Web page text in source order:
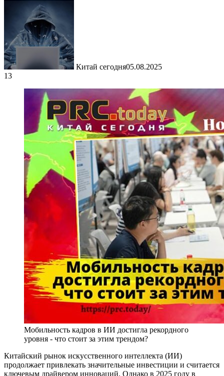
Китай сегодня05.08.2025
13
Мобильность кадров в ИИ достигла рекордного
уровня - что стоит за этим трендом?
Китайский рынок искусственного интеллекта (ИИ)
продолжает привлекать значительные инвестиции и считается
ключевым драйвером инноваций. Однако в 2025 году в